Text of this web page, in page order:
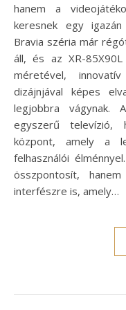
hanem a
keresnek egy
Bravia széria már
áll, és az XR-
méretével,
dizájnjával képes
legjobbra vágynak.
egyszerű televízió,
központ, amely a
felhasználói
összpontosít,
interfészre is, amely…